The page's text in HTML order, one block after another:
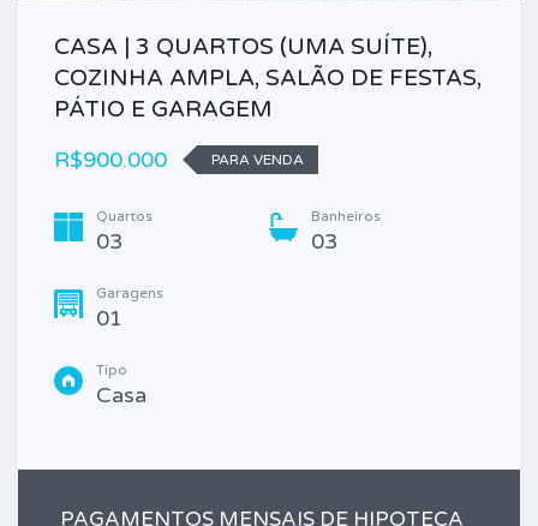
CASA | 3 QUARTOS (UMA SUÍTE),
COZINHA AMPLA, SALÃO DE FESTAS,
PÁTIO E GARAGEM
R$900.000
PARA VENDA
Quartos
03
Banheiros
03
Garagens
01
Tipo
Casa
PAGAMENTOS MENSAIS DE HIPOTECA